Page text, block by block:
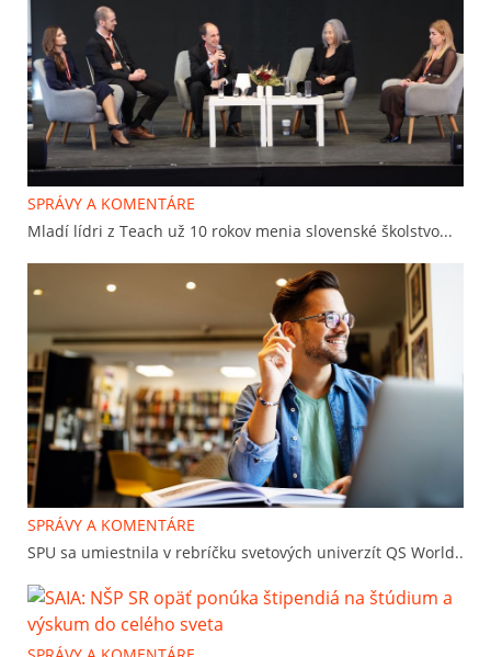
SPRÁVY A KOMENTÁRE
Mladí lídri z Teach už 10 rokov menia slovenské školstvo...
SPRÁVY A KOMENTÁRE
SPU sa umiestnila v rebríčku svetových univerzít QS World..